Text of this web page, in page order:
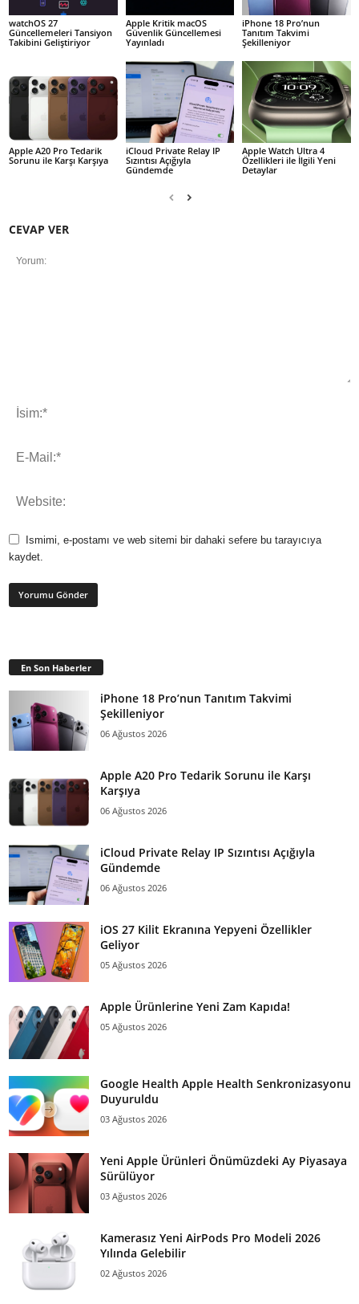
watchOS 27
Güncellemeleri Tansiyon
Takibini Geliştiriyor
Apple Kritik macOS
Güvenlik Güncellemesi
Yayınladı
iPhone 18 Pro’nun
Tanıtım Takvimi
Şekilleniyor
Apple A20 Pro Tedarik
Sorunu ile Karşı Karşıya
iCloud Private Relay IP
Sızıntısı Açığıyla
Gündemde
Apple Watch Ultra 4
Özellikleri ile İlgili Yeni
Detaylar
CEVAP VER
Ismimi, e-postamı ve web sitemi bir dahaki sefere bu tarayıcıya
kaydet.
En Son Haberler
iPhone 18 Pro’nun Tanıtım Takvimi
Şekilleniyor
06 Ağustos 2026
Apple A20 Pro Tedarik Sorunu ile Karşı
Karşıya
06 Ağustos 2026
iCloud Private Relay IP Sızıntısı Açığıyla
Gündemde
06 Ağustos 2026
iOS 27 Kilit Ekranına Yepyeni Özellikler
Geliyor
05 Ağustos 2026
Apple Ürünlerine Yeni Zam Kapıda!
05 Ağustos 2026
Google Health Apple Health Senkronizasyonu
Duyuruldu
03 Ağustos 2026
Yeni Apple Ürünleri Önümüzdeki Ay Piyasaya
Sürülüyor
03 Ağustos 2026
Kamerasız Yeni AirPods Pro Modeli 2026
Yılında Gelebilir
02 Ağustos 2026